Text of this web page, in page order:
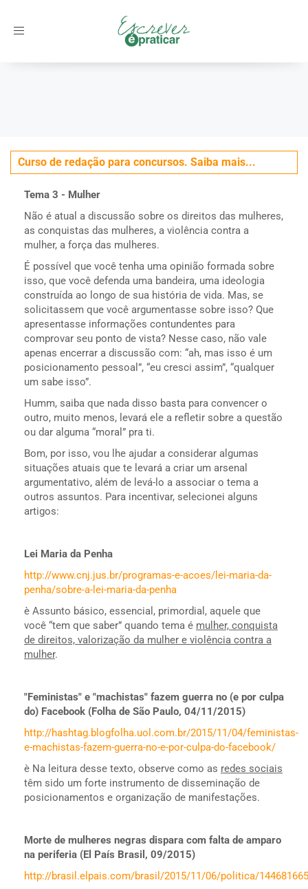
Toggle
Curso de redação para concursos. Saiba mais...
Tema 3 - Mulher
Não é atual a discussão sobre os direitos das mulheres,
as conquistas das mulheres, a violência contra a
mulher, a força das mulheres.
É possível que você tenha uma opinião formada sobre
isso, que você defenda uma bandeira, uma ideologia
construída ao longo de sua história de vida. Mas, se
solicitassem que você argumentasse sobre isso? Que
apresentasse informações contundentes para
comprovar seu ponto de vista? Nesse caso, não vale
apenas encerrar a discussão com: “ah, mas isso é um
posicionamento pessoal”, “eu cresci assim”, “qualquer
um sabe isso”.
Humm, saiba que nada disso basta para convencer o
outro, muito menos, levará ele a refletir sobre a questão
ou dar alguma “moral” pra ti.
Bom, por isso, vou lhe ajudar a considerar algumas
situações atuais que te levará a criar um arsenal
argumentativo, além de levá-lo a associar o tema a
outros assuntos. Para incentivar, selecionei alguns
artigos:
Lei Maria da Penha
http://www.cnj.jus.br/programas-e-acoes/lei-maria-da-
penha/sobre-a-lei-maria-da-penha
è Assunto básico, essencial, primordial, aquele que
você “tem que saber” quando tema é mulher, conquista
de direitos, valorização da mulher e violência contra a
mulher.
"Feministas" e "machistas" fazem guerra no (e por culpa
do) Facebook (Folha de São Paulo, 04/11/2015)
http://hashtag.blogfolha.uol.com.br/2015/11/04/feministas-
e-machistas-fazem-guerra-no-e-por-culpa-do-facebook/
è Na leitura desse texto, observe como as redes sociais
têm sido um forte instrumento de disseminação de
posicionamentos e organização de manifestações.
Morte de mulheres negras dispara com falta de amparo
na periferia (El País Brasil, 09/2015)
http://brasil.elpais.com/brasil/2015/11/06/politica/